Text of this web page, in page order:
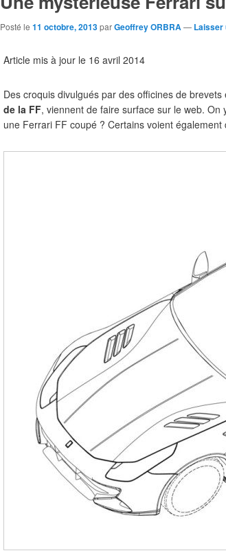
Posté le 11 octobre, 2013parGeoffrey ORBRA — Laisser
Article mis à jour le 16 avril 2014
Des croquis divulgués par des officines de
de la FF, viennent de faire surface sur le web.
une Ferrari FF coupé ? Certains voient également